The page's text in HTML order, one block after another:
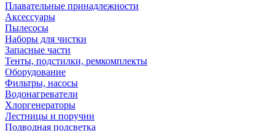
Плавательные принадлежности
Аксессуары
Пылесосы
Наборы для чистки
Запасные части
Тенты, подстилки, ремкомплекты
Оборудование
Фильтры, насосы
Водонагреватели
Хлоргенераторы
Лестницы и поручни
Подводная подсветка